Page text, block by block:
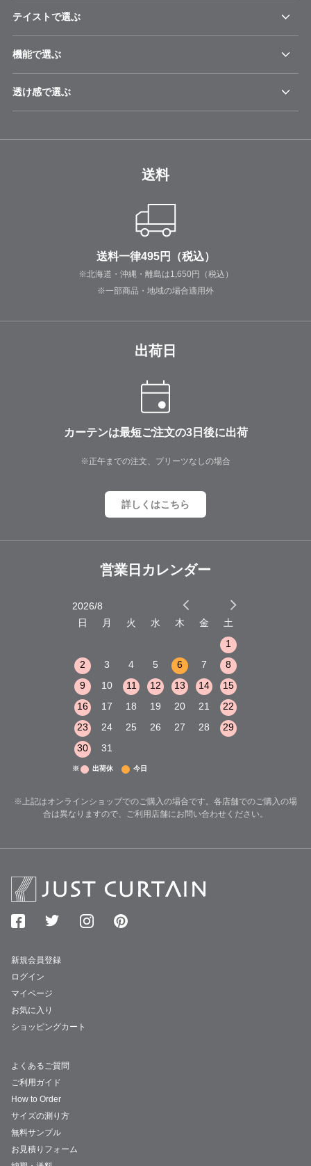
テイストで選ぶ
機能で選ぶ
透け感で選ぶ
送料
送料一律495円（税込）
※北海道・沖縄・離島は1,650円（税込）
※一部商品・地域の場合適用外
出荷日
カーテンは最短ご注文の3日後に出荷
※正午までの注文、プリーツなしの場合
詳しくはこちら
営業日カレンダー
2026/8
日
月 火 水 木 金
土
1
2
3 4 5 6 7
8
9
10 11 12 13 14
15
16
17 18 19 20 21
22
23
24 25 26 27 28
29
30
31
※ 出荷休 今日
※上記はオンラインショップでのご購入の場合です。各店舗でのご購入の場
合は異なりますので、ご利用店舗にお問い合わせください。
新規会員登録
ログイン
マイページ
お気に入り
ショッピングカート
よくあるご質問
ご利用ガイド
How to Order
サイズの測り方
無料サンプル
お見積りフォーム